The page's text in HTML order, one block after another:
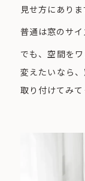
見せ方にありま
普通は窓のサ
でも、空間を
変えたいなら
取り付けてみて